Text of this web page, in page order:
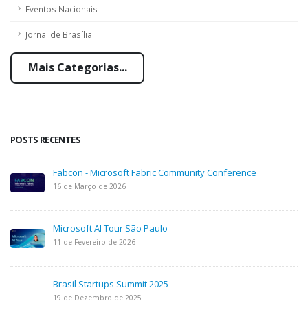
Eventos Nacionais
Jornal de Brasília
Mais Categorias...
POSTS RECENTES
Fabcon - Microsoft Fabric Community Conference
16 de Março de 2026
Microsoft AI Tour São Paulo
11 de Fevereiro de 2026
Brasil Startups Summit 2025
19 de Dezembro de 2025